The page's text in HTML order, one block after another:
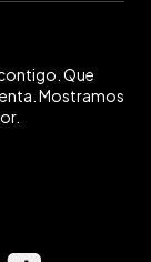
Que
Mostramos